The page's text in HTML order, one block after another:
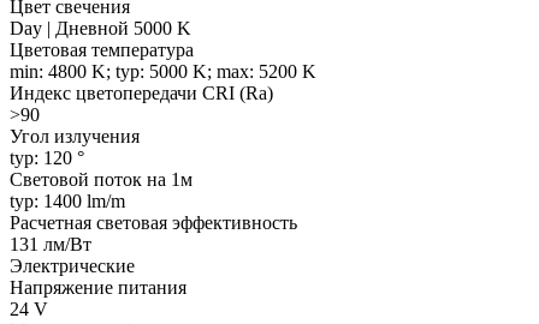
Цвет свечения
Day | Дневной 5000 K
Цветовая температура
min: 4800 K; typ: 5000 K; max: 5200 K
Индекс цветопередачи CRI (Ra)
>90
Угол излучения
typ: 120 °
Световой поток на 1м
typ: 1400 lm/m
Расчетная световая эффективность
131 лм/Вт
Электрические
Напряжение питания
24 V